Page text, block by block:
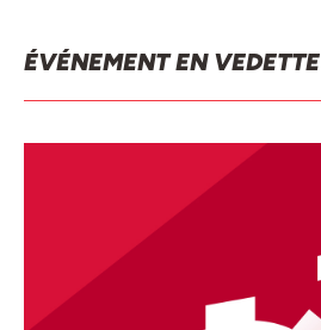
ÉVÉNEMENT EN VEDETTE